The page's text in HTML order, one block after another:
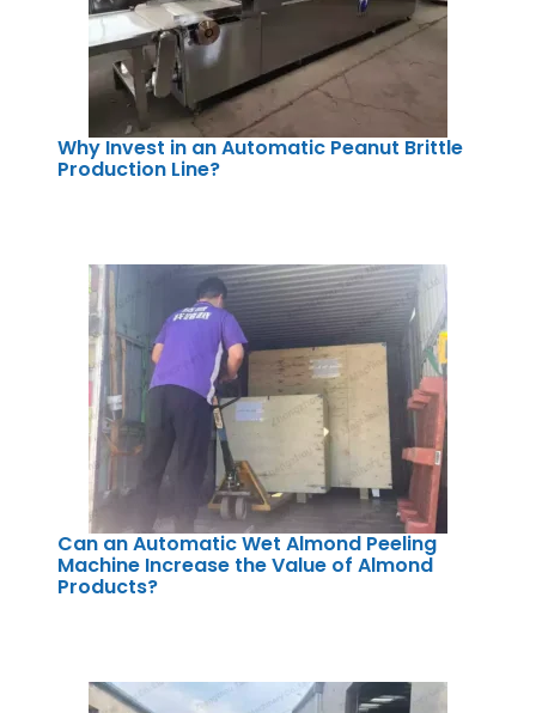
Why Invest in an Automatic Peanut Brittle
Production Line?
Can an Automatic Wet Almond Peeling
Machine Increase the Value of Almond
Products?